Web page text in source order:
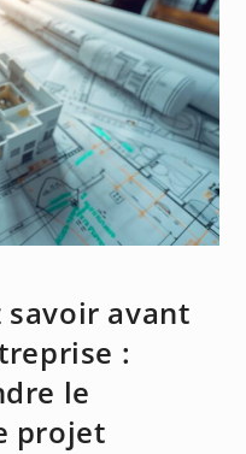
savoir avant
:
le
projet